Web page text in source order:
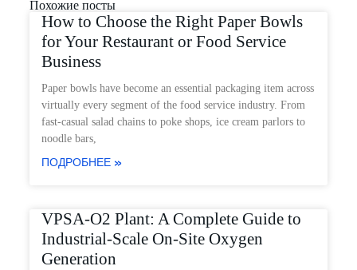
Похожие посты
How to Choose the Right Paper Bowls
for Your Restaurant or Food Service
Business
Paper bowls have become an essential packaging item across
virtually every segment of the food service industry. From
fast-casual salad chains to poke shops, ice cream parlors to
noodle bars,
ПОДРОБНЕЕ »
VPSA-O2 Plant: A Complete Guide to
Industrial-Scale On-Site Oxygen
Generation